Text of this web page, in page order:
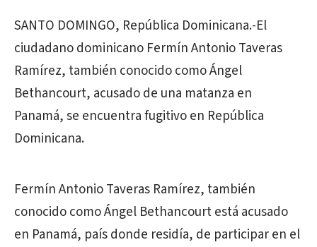
SANTO DOMINGO, República Dominicana.-El
ciudadano dominicano Fermín Antonio Taveras
Ramírez, también conocido como Ángel
Bethancourt, acusado de una matanza en
Panamá, se encuentra fugitivo en República
Dominicana.
Fermín Antonio Taveras Ramírez, también
conocido como Ángel Bethancourt está acusado
en Panamá, país donde residía, de participar en el